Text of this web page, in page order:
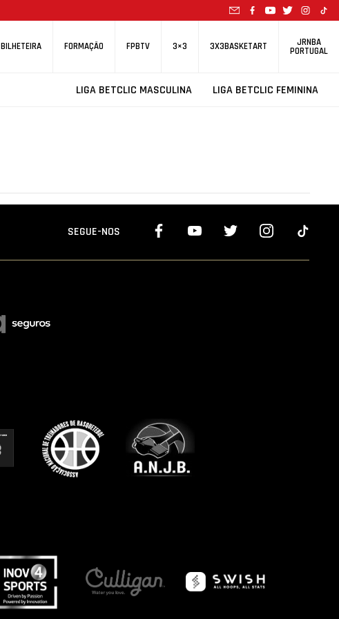
BILHETEIRA FORMAÇÃO FPBTV 3×3 3X3BASKETART JRNBA
PORTUGAL
LIGA BETCLIC MASCULINA LIGA BETCLIC FEMININA
SEGUE-NOS